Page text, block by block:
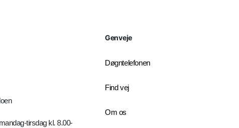
tirsdag kl. 8.00-
Genveje
Døgntelefonen
Find vej
Om os